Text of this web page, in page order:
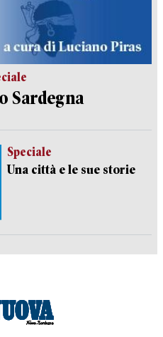
Sardegna
Speciale
Una città e le sue storie